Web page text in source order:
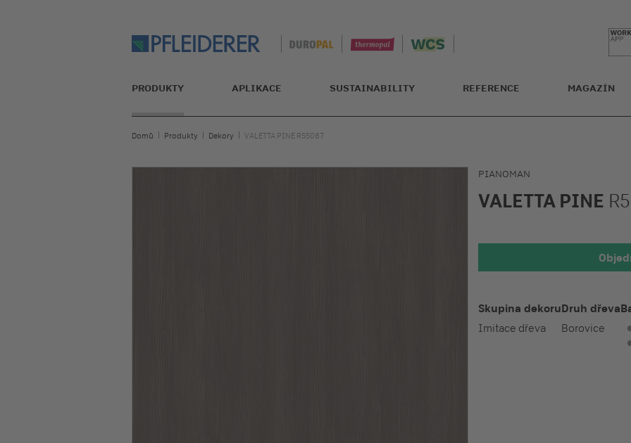
PRODUKTY APLIKACE SUSTAINABILITY REFERENCE MAGAZÍN
Domů Produkty Dekory VALETTA PINE R55087
PIANOMAN
VALETTA PINE
Skupina dekoru
Imitace dřeva
Druh dřeva
Borovice